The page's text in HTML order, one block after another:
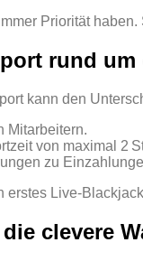
Priorität
rund um
kann den
Mitarbeitern.
von maximal 2
zu
clevere